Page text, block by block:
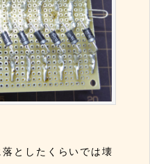
としたくらいでは壊